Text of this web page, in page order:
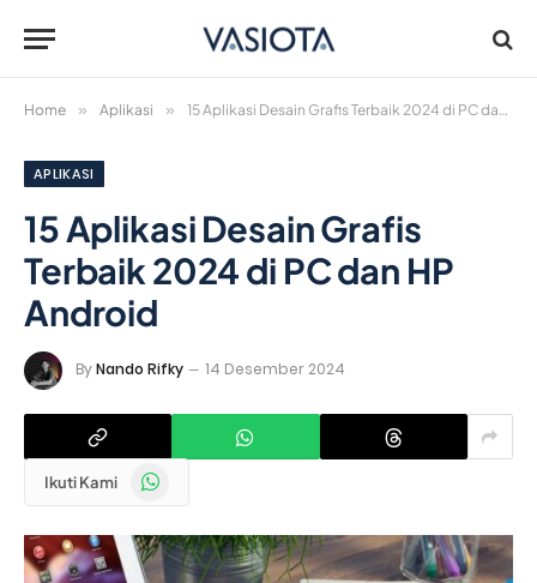
Home » Aplikasi » 15 Aplikasi Desain Grafis Terbaik 2024 di PC dan HP Android
APLIKASI
15 Aplikasi Desain Grafis
Terbaik 2024 di PC dan HP
Android
ByNando Rifky 14 Desember 2024
Ikuti Kami WhatsApp